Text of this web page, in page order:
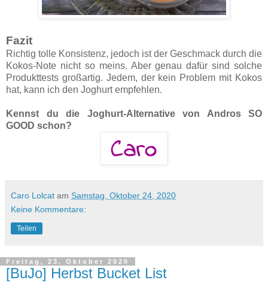
Fazit
Richtig tolle Konsistenz, jedoch ist der Geschmack durch die
Kokos-Note nicht so meins. Aber genau dafür sind solche
Produkttests großartig. Jedem, der kein Problem mit Kokos
hat, kann ich den Joghurt empfehlen.
Kennst du die Joghurt-Alternative von Andros SO
GOOD schon?
Caro Lolcat am Samstag, Oktober 24, 2020
Keine Kommentare:
Teilen
Freitag, 23. Oktober 2020
[BuJo] Herbst Bucket List